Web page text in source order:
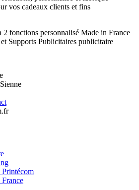
vos cadeaux clients et fins